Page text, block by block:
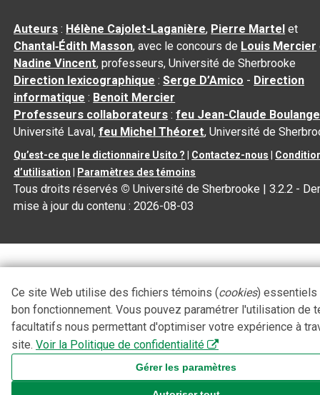
Auteurs : Hélène Cajolet-Laganière, Pierre Martel et
Chantal‑Édith Masson, avec le concours de Louis Mercier
Nadine Vincent, professeurs, Université de Sherbrooke
Direction lexicographique :Serge D’Amico - Direction
informatique : Benoit Mercier
Professeurs collaborateurs :feu Jean-Claude
Université Laval,feu Michel Théoret, Université de
Qu’est-ce que le dictionnaire Usito ? Contactez-nous
d’utilisation
Paramètres des témoins
Tous droits réservés © Université de Sherbrooke |3.2.2 -
mise à jour du contenu :2026-08-03
Ce site Web utilise des fichiers témoins (cookies) essentiels
bon fonctionnement. Vous pouvez paramétrer l'utilisation de
facultatifs nous permettant d'optimiser votre expérience à
site. Voir la Politique de confidentialité
Gérer les paramètres